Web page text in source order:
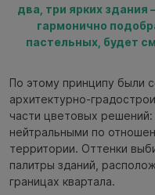
два, три ярких здания
гармонично
пастельных, будет
По этому принципу были
архитектурно-
части цветовых
нейтральными по
территории. Оттенки
палитры зданий,
границах квартала.